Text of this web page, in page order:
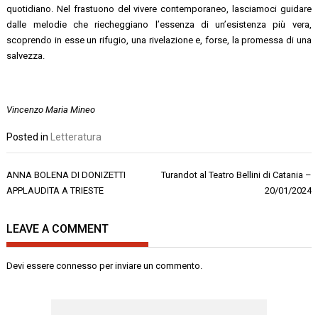
quotidiano. Nel frastuono del vivere contemporaneo, lasciamoci guidare
dalle melodie che riecheggiano l’essenza di un’esistenza più vera,
scoprendo in esse un rifugio, una rivelazione e, forse, la promessa di una
salvezza.
Vincenzo Maria Mineo
Posted in Letteratura
Navigazione
articoli
ANNA BOLENA DI DONIZETTI
APPLAUDITA A TRIESTE
Turandot al Teatro Bellini di Catania –
20/01/2024
LEAVE A COMMENT
Devi essereconnesso per inviare un commento.